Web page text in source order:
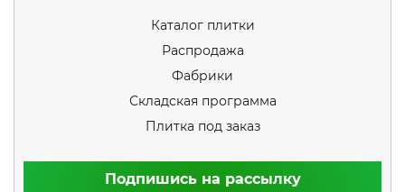
Каталог плитки
Распродажа
Фабрики
Складская программа
Плитка под заказ
Подпишись на рассылку